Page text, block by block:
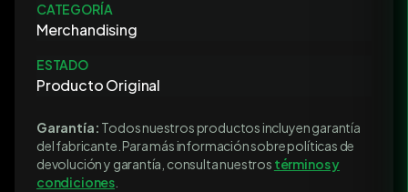
CATEGORÍA
Merchandising
ESTADO
Producto Original
Garantía: Todos nuestros productos incluyen garantía
del fabricante. Para más información sobre políticas de
devolución y garantía, consulta nuestros términos y
condiciones